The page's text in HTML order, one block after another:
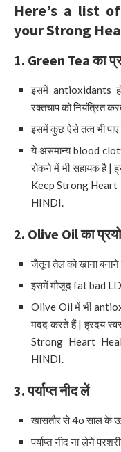
Here’s a list
your Strong
1. Green Teaका
इसमें antioxidants
रक्तचाप को नियंत्रित
इसमें कुछ ऐसे तत्व भी
ये असमान्य blood
रोकने में भी सहायक है |
Keep Strong Heart
HINDI.
2. Olive Oilका
जैतून तेल को खाना बनाने
इसमें मौजूद fat bad
Olive Oil में भी
मदद करते हैं | ह्रदय
Strong Heart
HINDI.
3.पर्याप्त नीद लें
खासतौर से 4o साल के
पर्याप्त नीद ना लेने